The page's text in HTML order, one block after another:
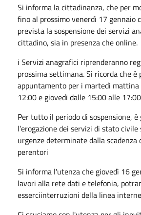
Si informa la cittadinanza, che per
fino al prossimo venerdì 17 gennaio
prevista la sospensione dei servizi
cittadino, sia in presenza che online.
i Servizi anagrafici riprenderanno
prossima settimana. Si ricorda che è
appuntamento per i martedì mattina
12:00 e giovedì dalle 15:00 alle
Per tutto il periodo di sospensione,
l’erogazione dei servizi di stato civile
urgenze determinate dalla
perentori
Si informa l'utenza che giovedì 16
lavori alla rete dati e telefonia,
esserciinterruzioni della linea